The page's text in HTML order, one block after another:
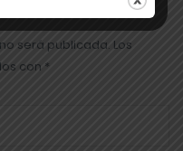
será publicada. Los
con *